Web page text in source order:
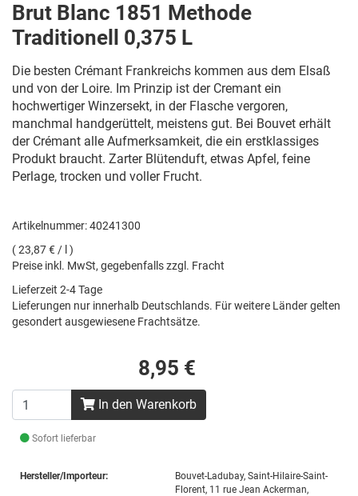
Brut Blanc 1851 Methode
Traditionell 0,375 L
Die besten Crémant Frankreichs kommen aus dem Elsaß
und von der Loire. Im Prinzip ist der Cremant ein
hochwertiger Winzersekt, in der Flasche vergoren,
manchmal handgerüttelt, meistens gut. Bei Bouvet erhält
der Crémant alle Aufmerksamkeit, die ein erstklassiges
Produkt braucht. Zarter Blütenduft, etwas Apfel, feine
Perlage, trocken und voller Frucht.
Artikelnummer: 40241300
( 23,87 € / l )
Preise inkl. MwSt, gegebenfalls zzgl. Fracht
Lieferzeit 2-4 Tage
Lieferungen nur innerhalb Deutschlands. Für weitere Länder gelten
gesondert ausgewiesene Frachtsätze.
8,95 €
In den Warenkorb
Sofort lieferbar
Hersteller/Importeur:
Bouvet-Ladubay, Saint-Hilaire-Saint-
Florent, 11 rue Jean Ackerman,